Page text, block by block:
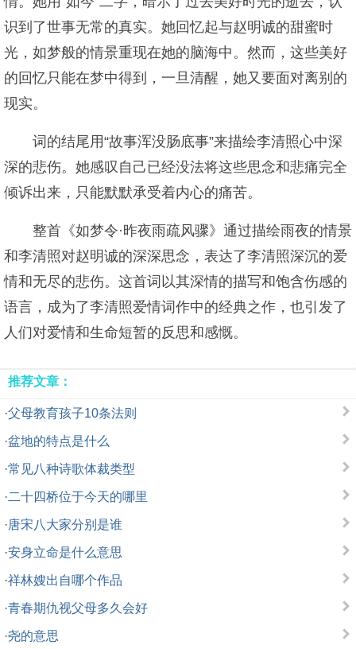
识到了世事无常的真实。她回忆起与赵明诚的甜蜜时
光，如梦般的情景重现在她的脑海中。然而，这些美好
的回忆只能在梦中得到，一旦清醒，她又要面对离别的
现实。
词的结尾用“故事浑没肠底事”来描绘李清照心中深
深的悲伤。她感叹自己已经没法将这些思念和悲痛完全
倾诉出来，只能默默承受着内心的痛苦。
整首《如梦令·昨夜雨疏风骤》通过描绘雨夜的情景
和李清照对赵明诚的深深思念，表达了李清照深沉的爱
情和无尽的悲伤。这首词以其深情的描写和饱含伤感的
语言，成为了李清照爱情词作中的经典之作，也引发了
人们对爱情和生命短暂的反思和感慨。
推荐文章：
·父母教育孩子10条法则
·盆地的特点是什么
·常见八种诗歌体裁类型
·二十四桥位于今天的哪里
·唐宋八大家分别是谁
·安身立命是什么意思
·祥林嫂出自哪个作品
·青春期仇视父母多久会好
·尧的意思